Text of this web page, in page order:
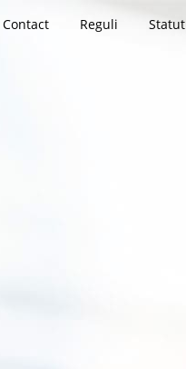
Contact Reguli Statut